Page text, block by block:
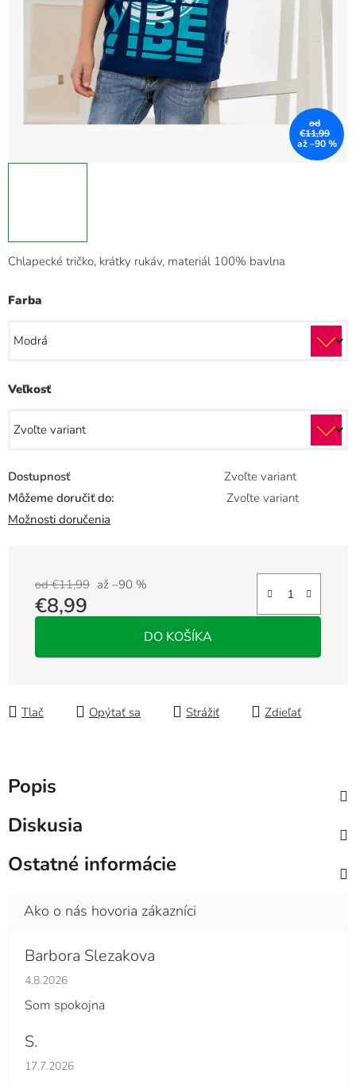
Chlapecké tričko, krátky rukáv, materiál 100% bavlna
Farba
Veľkosť
Dostupnosť
Zvoľte variant
Môžeme doručiť do:
Zvoľte variant
Možnosti doručenia
od €11,99 až –90 %
€8,99
DO KOŠÍKA
Tlač Opýtať sa Strážiť Zdieľať
od
€11,99
až –90 %
Popis
Diskusia
Ostatné informácie
Barbora Slezakova
Hodnotenie obchodu je 5 z 5 hviezdičiek.
4.8.2026
Som spokojna
S.
Hodnotenie obchodu je 5 z 5 hviezdičiek.
17.7.2026